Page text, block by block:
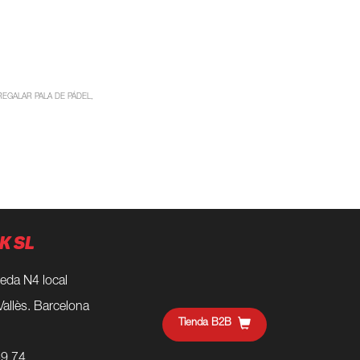
PALA DE PÁDEL
SL
N4 local
Barcelona
Tienda B2B